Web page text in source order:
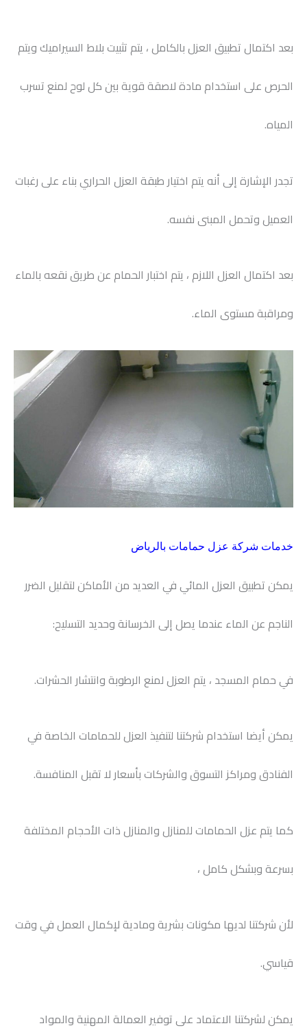
بعد اكتمال تطبيق العزل بالكامل ، يتم تثبيت بلاط السيراميك ويتم
الحرص على استخدام مادة لاصقة قوية بين كل لوح لمنع تسرب
المياه.
تجدر الإشارة إلى أنه يتم اختيار طبقة العزل الحراري بناء على رغبات
العميل وتحمل المبنى نفسه.
بعد اكتمال العزل اللازم ، يتم اختبار الحمام عن طريق نقعه بالماء
ومراقبة مستوى الماء.
خدمات شركة عزل حمامات بالرياض
يمكن تطبيق العزل المائي في العديد من الأماكن لتقليل الضرر
الناجم عن الماء عندما يصل إلى الخرسانة وحديد التسليح:
في حمام المسجد ، يتم العزل لمنع الرطوبة وانتشار الحشرات.
يمكن أيضا استخدام شركتنا لتنفيذ العزل للحمامات الخاصة في
الفنادق ومراكز التسوق والشركات بأسعار لا تقبل المنافسة.
كما يتم عزل الحمامات للمنازل والمنازل ذات الأحجام المختلفة
بسرعة وبشكل كامل ،
لأن شركتنا لديها مكونات بشرية ومادية لإكمال العمل في وقت
قياسي.
يمكن لشركتنا الاعتماد على توفير العمالة المهنية والمواد